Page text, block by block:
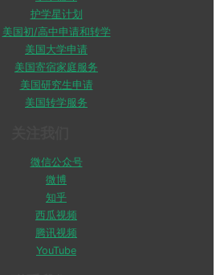
护学星计划
美国初/高中申请和转学
美国大学申请
美国寄宿家庭服务
美国研究生申请
美国转学服务
微信公众号
微博
知乎
西瓜视频
腾讯视频
YouTube